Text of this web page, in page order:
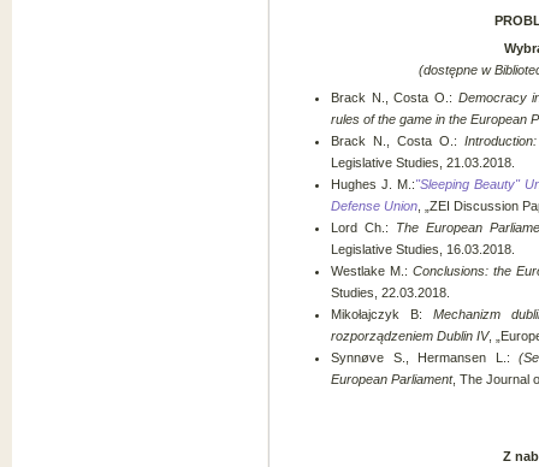
(dostępne w
Brack N., Costa O.: Democracy
rules of the game in the European
Brack N., Costa O.:
Legislative Studies, 21.03.2018.
Hughes J. M.:"Sleeping Beauty"
Defense Union , „ZEI Discussion
Lord Ch.: The European
Legislative Studies, 16.03.2018.
Westlake M.:Conclusions: the
Studies, 22.03.2018.
Mikołajczyk B:Mechanizm
rozporządzeniem Dublin IV,
Synnøve S., Hermansen L.:
European Parliament, The Journal
Z